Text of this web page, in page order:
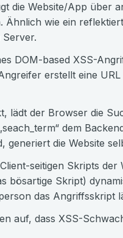
die Website/App über
Ähnlich wie ein
DOM-based XSS-
erstellt eine
lädt der Browser die
dem
generiert die Website
seitigen Skripts
bösartige Skript)
das Angriffsskript
auf, dass XSS-